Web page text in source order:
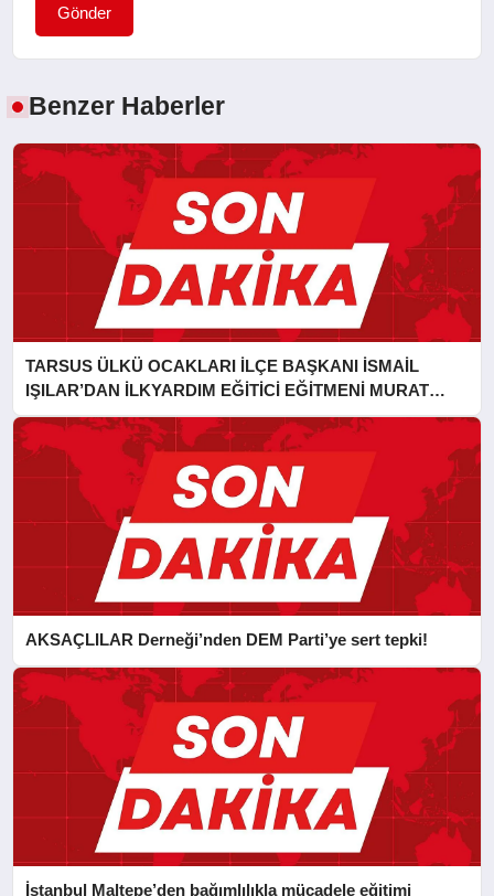
Gönder
Benzer Haberler
TARSUS ÜLKÜ OCAKLARI İLÇE BAŞKANI İSMAİL
IŞILAR’DAN İLKYARDIM EĞİTİCİ EĞİTMENİ MURAT
CAN FİDAN’A ZİYARET
AKSAÇLILAR Derneği’nden DEM Parti’ye sert tepki!
İstanbul Maltepe’den bağımlılıkla mücadele eğitimi